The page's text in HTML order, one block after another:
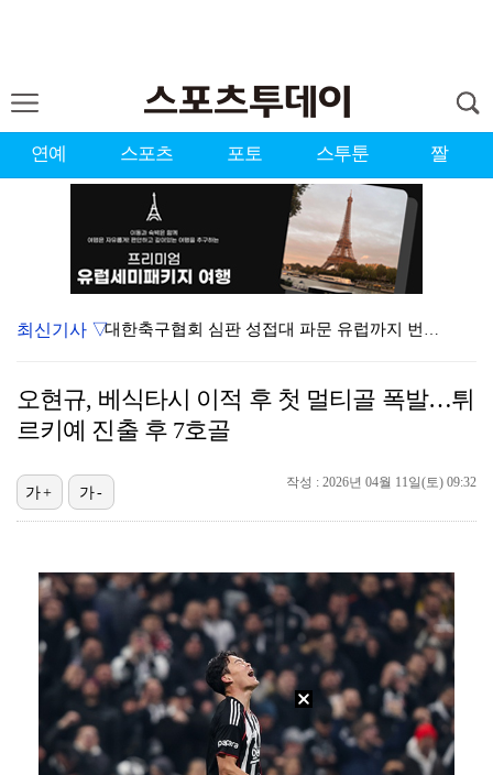
연예 스포츠 포토 스투툰 짤
대한축구협회 심판 성접대 파문 유럽까지 번졌다…佛 매체…
'황정민 스토킹 혐의' A씨 11일 결심 공판
맨시티 마레스카 감독 "이강인은 훌륭한 선수…아틀레티코…
[ST포토] 선수들 지켜보는 디에고 시메오네 감독
[ST포토] 이강인, 이적 후 밝아진 얼굴
[ST포토] 오픈트레이닝 나서는 이강인
[ST포토] 호세 히메네스, 한국 팬들 외침에 미소
최신기사 ▽
오현규, 베식타시 이적 후 첫 멀티골 폭발…튀
르키예 진출 후 7호골
작성 : 2026년 04월 11일(토) 09:32
가+ 가-